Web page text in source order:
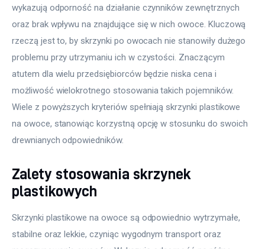
wykazują odporność na działanie czynników zewnętrznych
oraz brak wpływu na znajdujące się w nich owoce. Kluczową
rzeczą jest to, by skrzynki po owocach nie stanowiły dużego
problemu przy utrzymaniu ich w czystości. Znaczącym
atutem dla wielu przedsiębiorców będzie niska cena i
możliwość wielokrotnego stosowania takich pojemników.
Wiele z powyższych kryteriów spełniają skrzynki plastikowe
na owoce, stanowiąc korzystną opcję w stosunku do swoich
drewnianych odpowiedników.
Zalety stosowania skrzynek
plastikowych
Skrzynki plastikowe na owoce są odpowiednio wytrzymałe,
stabilne oraz lekkie, czyniąc wygodnym transport oraz